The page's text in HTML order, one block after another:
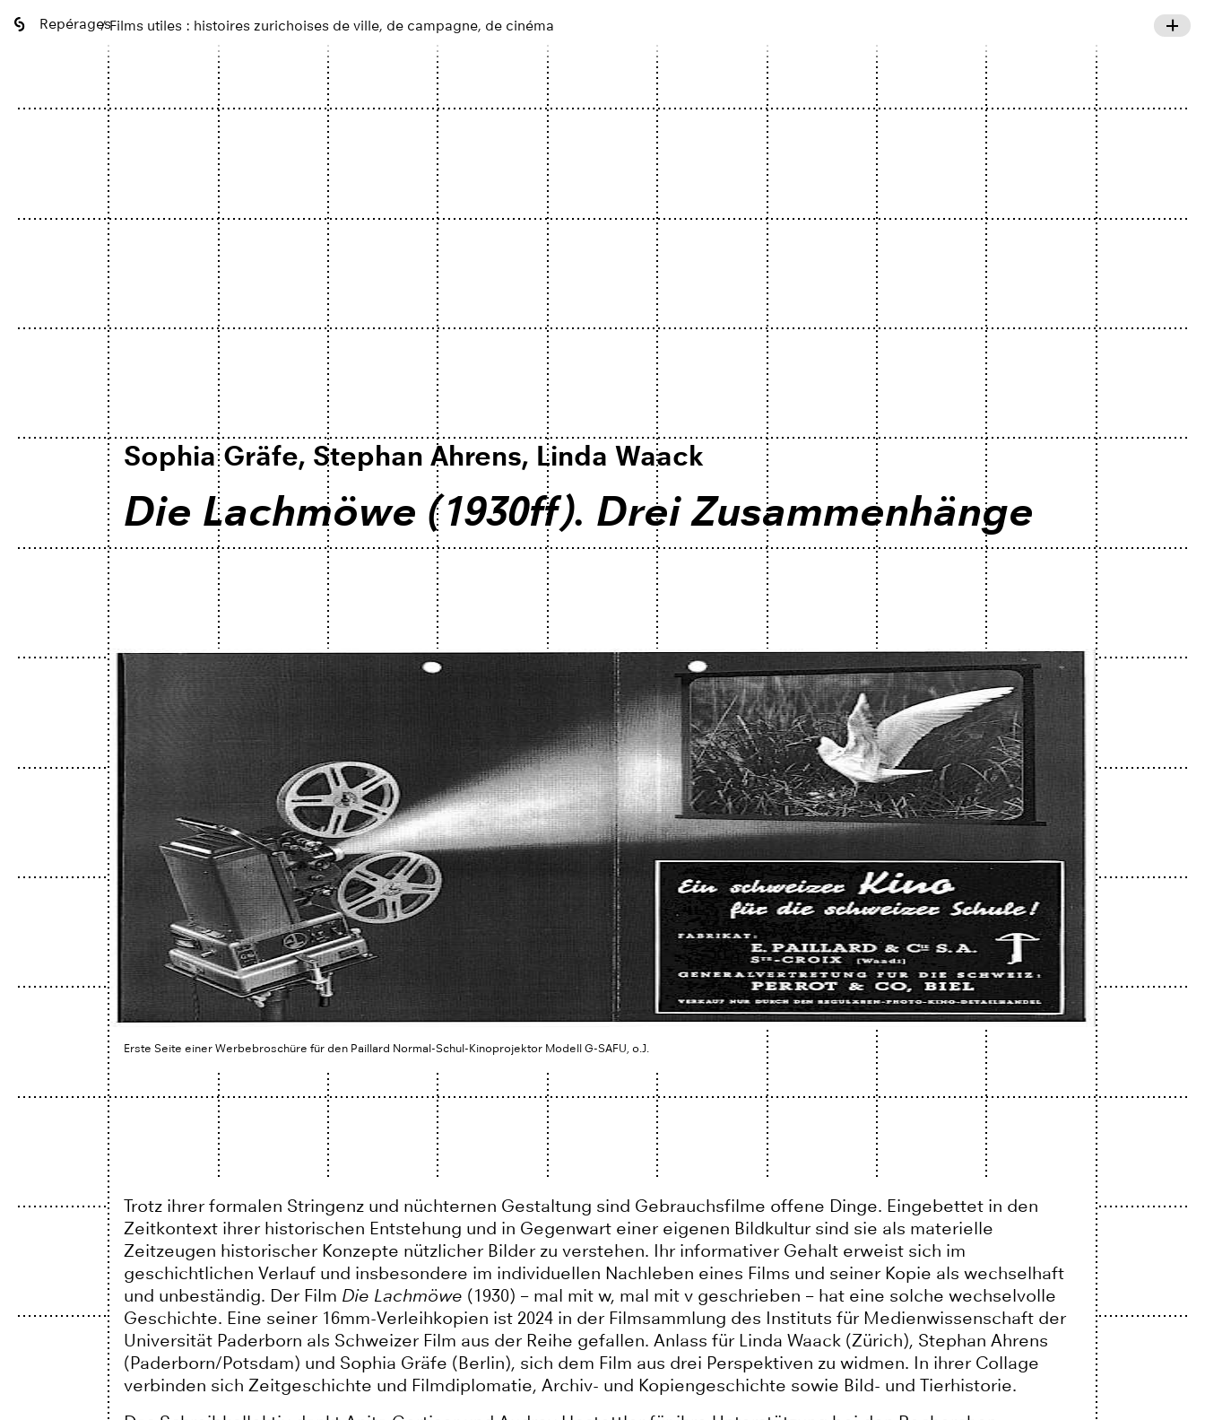
Repérages/ Films utiles : histoires zurichoises de ville, de campagne, de cinéma
Sophia Gräfe, Stephan Ahrens, Linda Waack
Die Lachmöwe (1930ff). Drei Zusammenhänge
Erste Seite einer Werbebroschüre für den Paillard Normal-Schul-Kinoprojektor Modell G-SAFU, o.J.
Trotz ihrer formalen Stringenz und nüchternen Gestaltung sind Gebrauchsfilme offene Dinge. Eingebettet in den
Zeitkontext ihrer historischen Entstehung und in Gegenwart einer eigenen Bildkultur sind sie als materielle
Zeitzeugen historischer Konzepte nützlicher Bilder zu verstehen. Ihr informativer Gehalt erweist sich im
geschichtlichen Verlauf und insbesondere im individuellen Nachleben eines Films und seiner Kopie als wechselhaft
und unbeständig. Der Film Die Lachmöwe (1930) – mal mit w, mal mit v geschrieben – hat eine solche wechselvolle
Geschichte. Eine seiner 16mm-Verleihkopien ist 2024 in der Filmsammlung des Instituts für Medienwissenschaft der
Universität Paderborn als Schweizer Film aus der Reihe gefallen. Anlass für Linda Waack (Zürich), Stephan Ahrens
(Paderborn/Potsdam) und Sophia Gräfe (Berlin), sich dem Film aus drei Perspektiven zu widmen. In ihrer Collage
verbinden sich Zeitgeschichte und Filmdiplomatie, Archiv- und Kopiengeschichte sowie Bild- und Tierhistorie.